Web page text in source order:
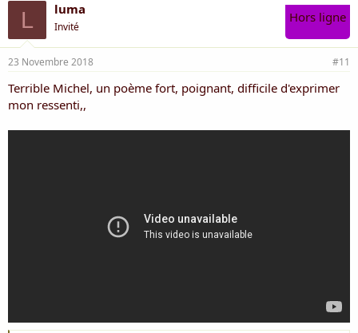
L luma
Invité
Hors ligne
23 Novembre 2018 #11
Terrible Michel, un poème fort, poignant, difficile d'exprimer
mon ressenti,,